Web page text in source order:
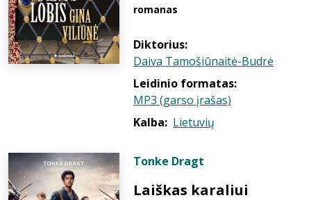
romanas
Diktorius:
Daiva Tamošiūnaitė-Budrė
Leidinio formatas:
MP3 (garso įrašas)
Kalba: Lietuvių
Tonke Dragt
Laiškas karaliui